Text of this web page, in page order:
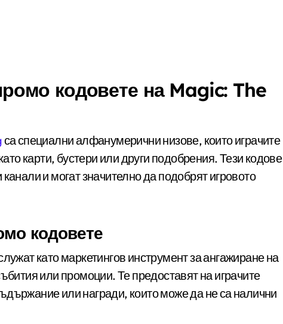
кодовете на Magic: The
са специални алфанумерични низове, които играчите
карти, бустери или други подобрения. Тези кодове
и могат значително да подобрят игровото
кодовете
като маркетингов инструмент за ангажиране на
или промоции. Те предоставят на играчите
или награди, които може да не са налични